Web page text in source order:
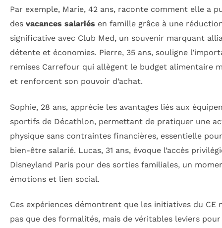
Par exemple, Marie, 42 ans, raconte comment elle a
des vacances salariés en famille grâce à une
significative avec Club Med, un souvenir marquant
détente et économies. Pierre, 35 ans, souligne
remises Carrefour qui allègent le budget alimentaire
et renforcent son pouvoir d’achat.
Sophie, 28 ans, apprécie les avantages liés aux
sportifs de Décathlon, permettant de pratiquer une
physique sans contraintes financières, essentielle
bien-être salarié. Lucas, 31 ans, évoque l’accès
Disneyland Paris pour des sorties familiales, un
émotions et lien social.
Ces expériences démontrent que les initiatives du CE
pas que des formalités, mais de véritables leviers